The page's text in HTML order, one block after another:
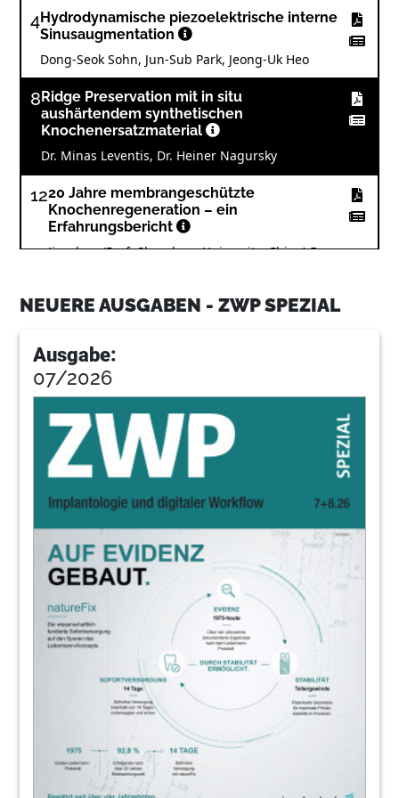
4Hydrodynamische piezoelektrische interne
Sinusaugmentation
Dong-Seok Sohn, Jun-Sub Park, Jeong-Uk Heo
8 Ridge Preservation mit in situ
aushärtendem synthetischen
Knochenersatzmaterial
Dr. Minas Leventis, Dr. Heiner Nagursky
1220 Jahre membrangeschützte
Knochenregeneration – ein
Erfahrungsbericht
Jiaoshou (Prof. Shandong University, China) Dr.
18Interview: Im alten Geist zu neuen Zielen
Markus Brakel sprach mit Prof. Dr. Herbert Deppe
(TU München)
20
Geschäftsbeziehung
Jürgen Isbaner sprach mit Michael Ludwig
die Knochen- und Geweberegeneration
Dr. Jens Hartmann
24Vertrauen ist gut, Kontrolle kaum möglich
– Risikofaktor Lichtpolymerisation
Jenny Hoffmann, Christin Bunn
254. Essener Implantologietage -
Implantologie im Ruhrgebiet
Sichere Sterilgutversiegelung – die
Sorgfalt entscheidet!
Oliver Löw
NEUERE AUSGABEN - ZWP SPEZIAL
Ausgabe:
07/2026